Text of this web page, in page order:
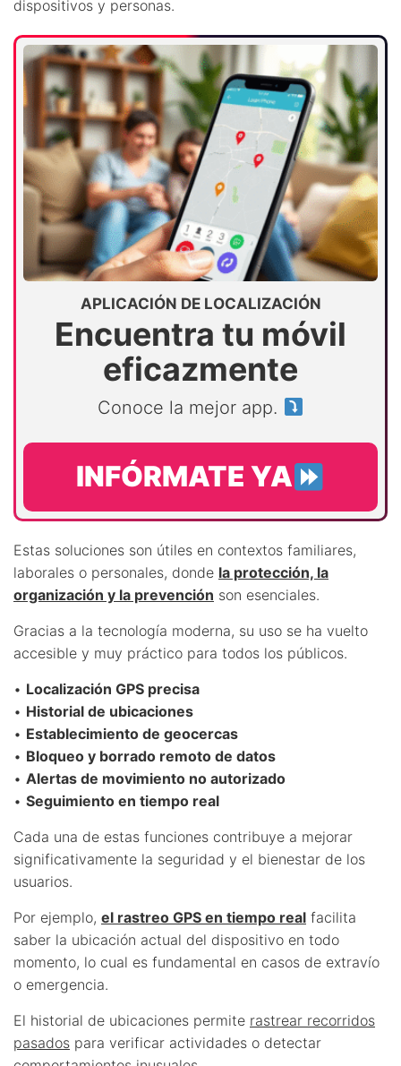
dispositivos y personas.
APLICACIÓN DE LOCALIZACIÓN
Encuentra tu móvil
eficazmente
Conoce la mejor app.
INFÓRMATE YA
Estas soluciones son útiles en contextos familiares,
laborales o personales, donde la protección, la
organización y la prevención son esenciales.
Gracias a la tecnología moderna, su uso se ha vuelto
accesible y muy práctico para todos los públicos.
• Localización GPS precisa
• Historial de ubicaciones
• Establecimiento de geocercas
• Bloqueo y borrado remoto de datos
• Alertas de movimiento no autorizado
• Seguimiento en tiempo real
Cada una de estas funciones contribuye a mejorar
significativamente la seguridad y el bienestar de los
usuarios.
Por ejemplo, el rastreo GPS en tiempo real facilita
saber la ubicación actual del dispositivo en todo
momento, lo cual es fundamental en casos de extravío
o emergencia.
El historial de ubicaciones permite rastrear recorridos
pasados para verificar actividades o detectar